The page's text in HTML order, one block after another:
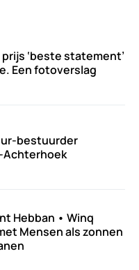
‘beste statement’
Een fotoverslag
bestuurder
Achterhoek
Hebban • Winq
Mensen als zonnen